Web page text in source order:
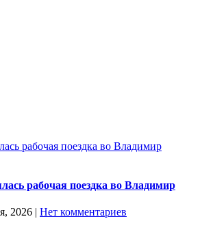
рабочая поездка во Владимир
рабочая поездка во Владимир
2026 | Нет комментариев